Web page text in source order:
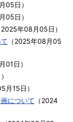
05日 ）
05日 ）
2025年08月05日 ）
（2025年08月05
01日 ）
）
月15日 ）
について （2024